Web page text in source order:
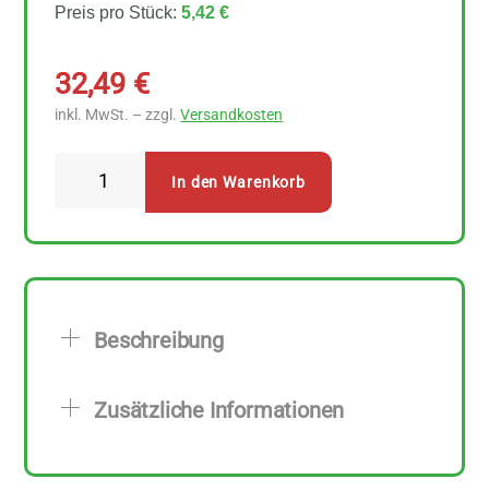
Preis pro Stück:5,42 €
32,49 €
inkl. MwSt. – zzgl.Versandkosten
Stück
Stk
In den Warenkorb
Beschreibung
Zusätzliche Informationen